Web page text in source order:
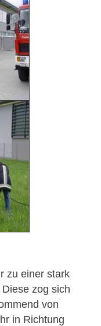
zu einer stark
zog sich
von
in Richtung